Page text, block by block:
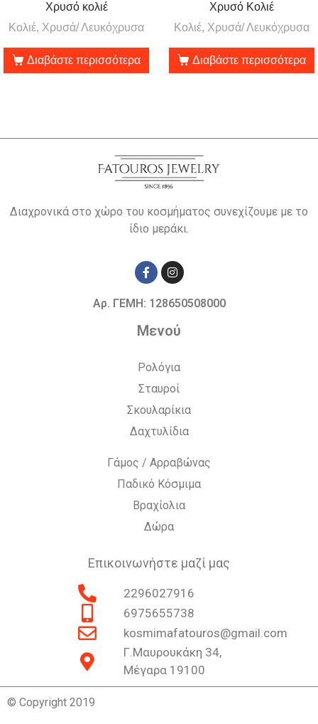
Χρυσό κολιέ
Κολιέ, Χρυσά/ Λευκόχρυσα
Διαβάστε περισσότερα
Χρυσό Κολιέ
Κολιέ, Χρυσά/ Λευκόχρυσα
Διαβάστε περισσότερα
Διαχρονικά στο χώρο του κοσμήματος συνεχίζουμε με το
ίδιο μεράκι.
Αρ. ΓΕΜΗ: 128650508000
Μενού
Ρολόγια
Σταυροί
Σκουλαρίκια
Δαχτυλίδια
Γάμος / Αρραβώνας
Παδικό Κόσμιμα
Βραχίολια
Δώρα
Επικοινωνήστε μαζί μας
2296027916
6975655738
kosmimafatouros@gmail.com
Γ.Μαυρουκάκη 34,
Μέγαρα 19100
© Copyright 2019